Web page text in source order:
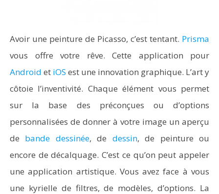
Avoir une peinture de Picasso, c’est tentant. Prisma
vous offre votre rêve. Cette application pour
Android et iOS est une innovation graphique. L’art y
côtoie l’inventivité. Chaque élément vous permet
sur la base des préconçues ou d’options
personnalisées de donner à votre image un aperçu
de bande dessinée, de dessin, de peinture ou
encore de décalquage. C’est ce qu’on peut appeler
une application artistique. Vous avez face à vous
une kyrielle de filtres, de modèles, d’options. La